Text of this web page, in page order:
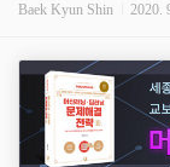
Baek Kyun Shin 2020.